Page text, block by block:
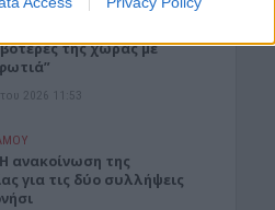
- ΕΚΠΑΙΔΕΥΣΗ
της χώρας με
2026 11:53
ανακοίνωση της
για τις δύο συλλήψεις